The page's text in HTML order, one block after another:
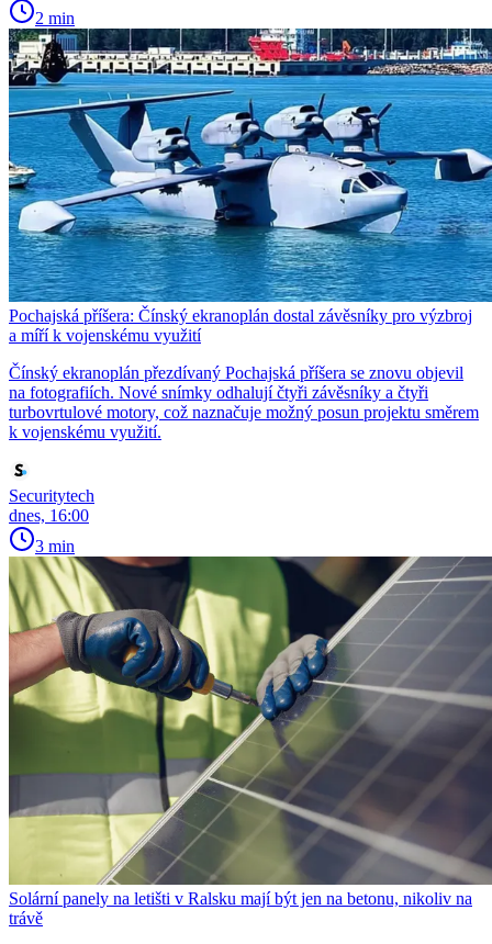
2 min
Pochajská příšera: Čínský ekranoplán dostal závěsníky pro výzbroj
a míří k vojenskému využití
Čínský ekranoplán přezdívaný Pochajská příšera se znovu objevil
na fotografiích. Nové snímky odhalují čtyři závěsníky a čtyři
turbovrtulové motory, což naznačuje možný posun projektu směrem
k vojenskému využití.
Securitytech
dnes, 16:00
3 min
Solární panely na letišti v Ralsku mají být jen na betonu, nikoliv na
trávě